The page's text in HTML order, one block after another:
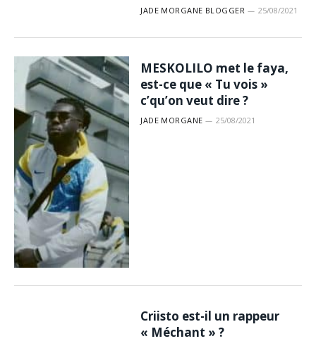
JADE MORGANE BLOGGER 25/08/2021
MESKOLILO met le faya,
est-ce que « Tu vois »
c’qu’on veut dire ?
JADE MORGANE 25/08/2021
Criisto est-il un rappeur
« Méchant » ?